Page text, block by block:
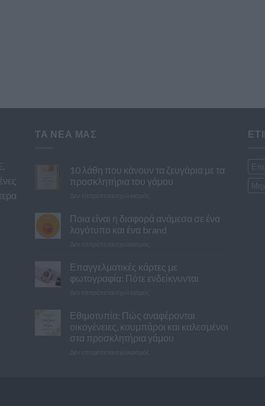
ΤΑ ΝΕΑ ΜΑΣ
10 λάθη που κάνουν τα ζευγάρια με τα
προσκλητήρια του γάμου
λάθη
κάνουν
με
τα
Ποια είναι η διαφορά ανάμεσα σε ένα
λογότυπο και ένα brand
η
διαφορά
ένα
λογότυπο
και
ένα
Επαγγελματικές κάρτες με
φωτογραφία: Πότε ενδείκνυνται
κάρτες
με
φωτογραφία:
Πότε
Εθιμοτυπία: Πώς αναφέρονται
οικογένειες, κουμπάροι και καλεσμένοι
στα προσκλητήρια γάμου